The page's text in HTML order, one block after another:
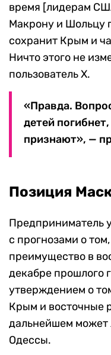
время [лидерам
Макрону и Шольцу
сохранит Крым и
Ничто этого не
пользователь X.
«Правда.
детей
признают», —
Позиция
Предприниматель
с прогнозами о
преимущество в
декабре прошлого
утверждением о
Крым и восточные
дальнейшем может
Одессы.